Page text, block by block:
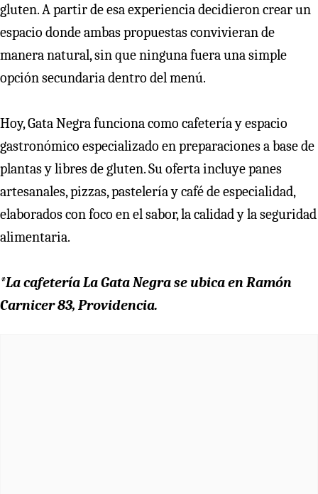
gluten. A partir de esa experiencia decidieron crear un
espacio donde ambas propuestas convivieran de
manera natural, sin que ninguna fuera una simple
opción secundaria dentro del menú.
Hoy, Gata Negra funciona como cafetería y espacio
gastronómico especializado en preparaciones a base de
plantas y libres de gluten. Su oferta incluye panes
artesanales, pizzas, pastelería y café de especialidad,
elaborados con foco en el sabor, la calidad y la seguridad
alimentaria.
*La cafetería La Gata Negra se ubica en Ramón
Carnicer 83, Providencia.